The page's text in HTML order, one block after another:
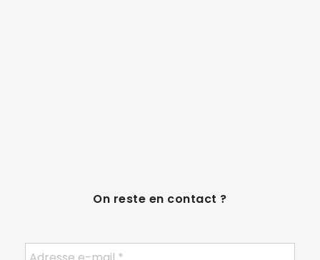
On reste en contact ?